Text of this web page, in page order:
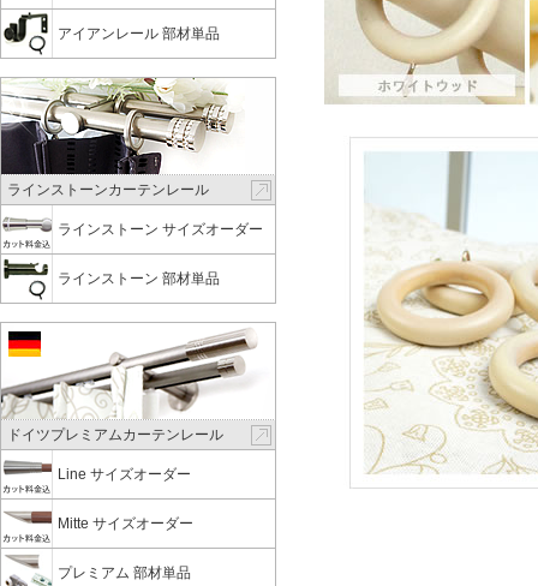
アイアンレール 部材単品
ラインストーンカーテンレール
ラインストーン サイズオーダー
ラインストーン 部材単品
ドイツプレミアムカーテンレール
Line サイズオーダー
Mitte サイズオーダー
プレミアム 部材単品